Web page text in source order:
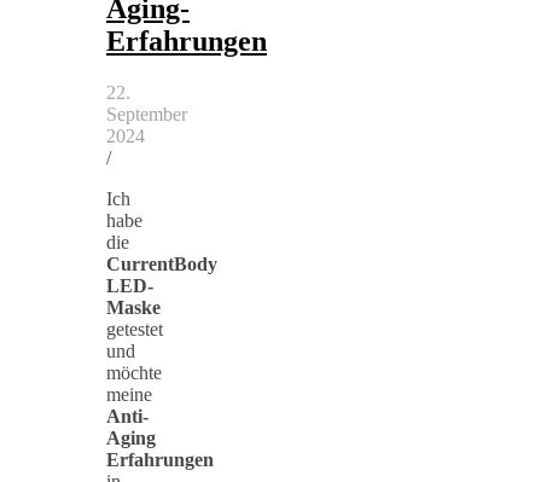
Aging-
Erfahrungen
22.
September
2024
/
Ich
habe
die
CurrentBody
LED-
Maske
getestet
und
möchte
meine
Anti-
Aging
Erfahrungen